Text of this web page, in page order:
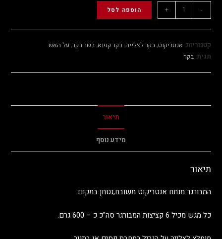
-
+ הוספה לסל
קטגוריות: אנטריקוט,בקר לצלייה,בקר קפוא,בשר בקר, על האש
תגית:בקר
תיאור
מידע נוסף
תיאור
המבורגר מנתח אנטריקוט משובח,נטחן במקום.
כל מגש מכיל 6 קציצות המבורגר סה"כ כ – 600 גרם.